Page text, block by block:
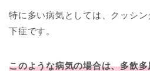
特に多い病気としては、クッシ
下症です。
このような病気の場合は、多飲